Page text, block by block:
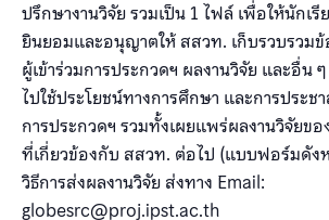
ปรึกษางานวิจัย รวมเป็น 1 ไฟล์ เพื่อให้นักเ
ยินยอมและอนุญาตให้ สสวท. เก็บรวบรวม
ผู้เข้าร่วมการประกวดฯ ผลงานวิจัย และอื่น
ไปใช้ประโยชน์ทางการศึกษา และการประ
การประกวดฯ รวมทั้งเผยแพร่ผลงานวิจัยข
ที่เกี่ยวข้องกับ สสวท. ต่อไป (แบบฟอร์มดัง
วิธีการส่งผลงานวิจัย ส่งทาง Email:
globesrc@proj.ipst.ac.th